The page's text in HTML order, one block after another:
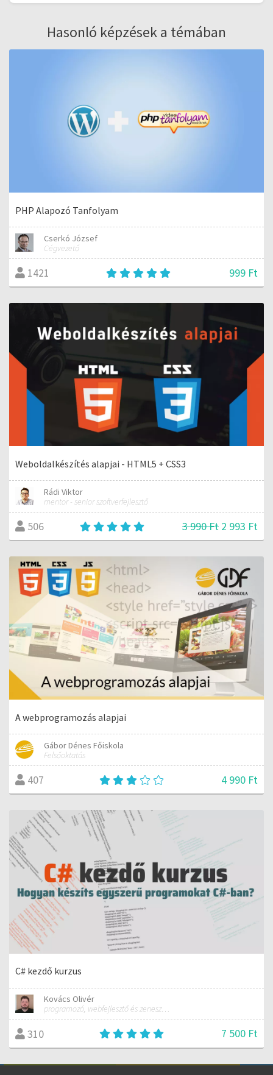
Hasonló képzések a témában
PHP Alapozó Tanfolyam
Cserkó József
Cégvezető
1421 999 Ft
Weboldalkészítés alapjai - HTML5 + CSS3
Rádi Viktor
mentor - senior szoftverfejlesztő
506 3 990 Ft 2 993 Ft
A webprogramozás alapjai
Gábor Dénes Főiskola
Felsőoktatás
407 4 990 Ft
C# kezdő kurzus
Kovács Olivér
programozó, webfejlesztő és zeneszerző
310 7 500 Ft